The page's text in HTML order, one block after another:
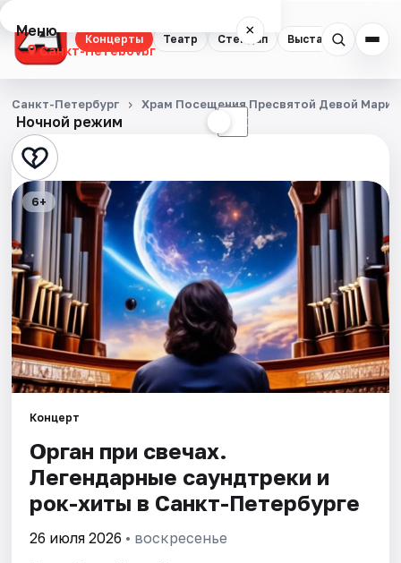
Концерты Театр Стендап Выставки
Меню ×
Санкт-Петербург
Концерты
Театр
Стендап
Выставки
Квесты
Экскурсии
Спорт
События
Города
Площадки
Артисты
Ночной режим ☾
Санкт-Петербург Храм Посещения Пресвятой Девой
6+
Концерт
Орган при свечах.
Легендарные саундтреки и
рок-хиты в Санкт-Петербурге
26 июля 2026 • воскресенье